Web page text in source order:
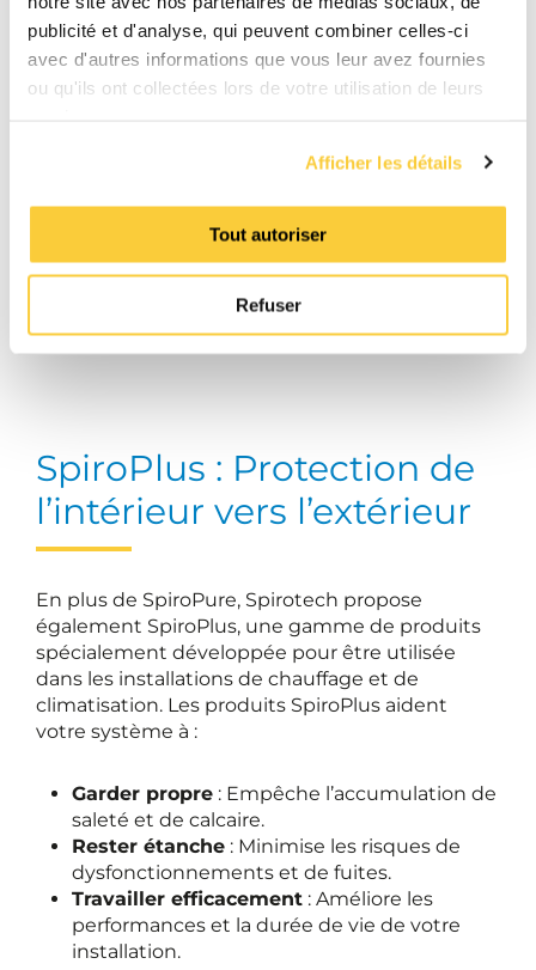
publicité et d'analyse, qui peuvent combiner celles-ci
avec d'autres informations que vous leur avez fournies
ou qu'ils ont collectées lors de votre utilisation de leurs
Afficher les détails
Tout autoriser
Refuser
problèmes.
Avec SpiroPure, vous pouvez profiter de :
Réduction des coûts de maintenance et de
la consommation d’énergie
SpiroPlus : Protection de
l’intérieur vers l’extérieur
En plus de SpiroPure, Spirotech propose
également SpiroPlus, une gamme de produits
spécialement développée pour être utilisée
dans les installations de chauffage et de
climatisation. Les produits SpiroPlus aident
votre système à :
Garder propre : Empêche l’accumulation de
saleté et de calcaire.
Rester étanche : Minimise les risques de
dysfonctionnements et de fuites.
Travailler efficacement : Améliore les
performances et la durée de vie de votre
installation.